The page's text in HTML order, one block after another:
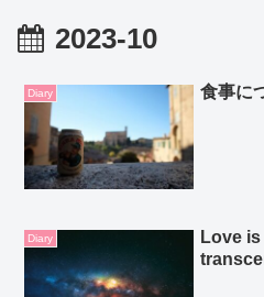
2023-10
Diary 食事に
Diary
Love